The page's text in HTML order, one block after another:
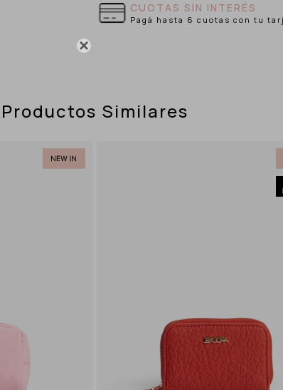

CUOTAS SIN INTERÉS
Pagá hasta 6 cuotas con tu
Productos Similares